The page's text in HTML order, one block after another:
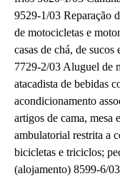
9529-1/03 Reparação
de motocicletas e
casas de chá, de
7729-2/03 Aluguel de
atacadista de bebidas
acondicionamento
artigos de cama, mesa
ambulatorial restrita a
bicicletas e triciclos;
(alojamento) 8599-6/